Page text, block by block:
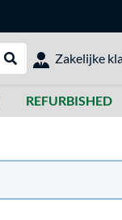
Webshop
Zakelijke
REFURBISHED